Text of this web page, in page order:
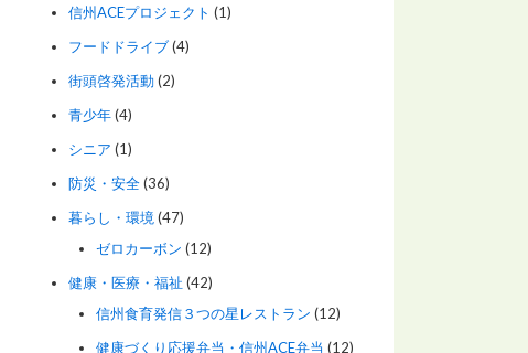
信州ACEプロジェクト (1)
フードドライブ(4)
街頭啓発活動(2)
青少年(4)
シニア (1)
防災・安全(36)
暮らし・環境(47)
ゼロカーボン (12)
健康・医療・福祉 (42)
信州食育発信３つの星レストラン (12)
健康づくり応援弁当・信州ACE弁当 (12)